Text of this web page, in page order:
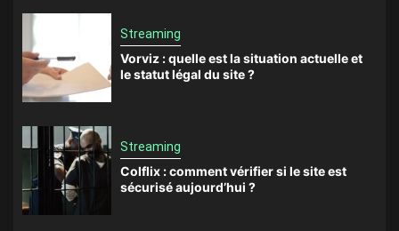
Streaming
Vorviz : quelle est la situation actuelle et
le statut légal du site ?
Streaming
Colflix : comment vérifier si le site est
sécurisé aujourd’hui ?